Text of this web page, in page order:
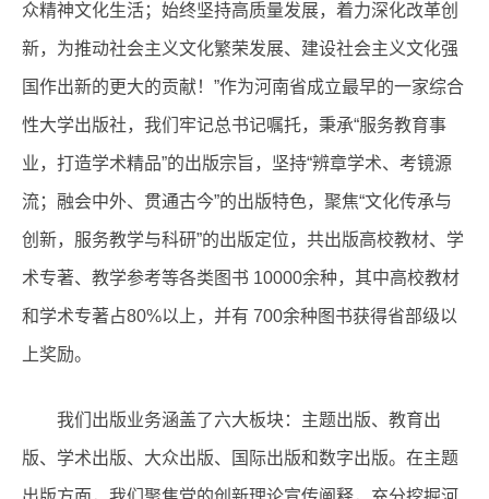
众精神文化生活；始终坚持高质量发展，着力深化改革创
新，为推动社会主义文化繁荣发展、建设社会主义文化强
国作出新的更大的贡献！”作为河南省成立最早的一家综合
性大学出版社，我们牢记总书记嘱托，秉承“服务教育事
业，打造学术精品”的出版宗旨，坚持“辨章学术、考镜源
流；融会中外、贯通古今”的出版特色，聚焦“文化传承与
创新，服务教学与科研”的出版定位，共出版高校教材、学
术专著、教学参考等各类图书 10000余种，其中高校教材
和学术专著占80%以上，并有 700余种图书获得省部级以
上奖励。
我们出版业务涵盖了六大板块：主题出版、教育出
版、学术出版、大众出版、国际出版和数字出版。在主题